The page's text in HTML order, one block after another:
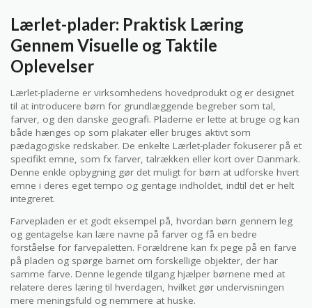
Lærlet-plader: Praktisk Læring
Gennem Visuelle og Taktile
Oplevelser
Lærlet-pladerne er virksomhedens hovedprodukt og er designet
til at introducere børn for grundlæggende begreber som tal,
farver, og den danske geografi. Pladerne er lette at bruge og kan
både hænges op som plakater eller bruges aktivt som
pædagogiske redskaber. De enkelte Lærlet-plader fokuserer på et
specifikt emne, som fx farver, talrækken eller kort over Danmark.
Denne enkle opbygning gør det muligt for børn at udforske hvert
emne i deres eget tempo og gentage indholdet, indtil det er helt
integreret.
Farvepladen er et godt eksempel på, hvordan børn gennem leg
og gentagelse kan lære navne på farver og få en bedre
forståelse for farvepaletten. Forældrene kan fx pege på en farve
på pladen og spørge barnet om forskellige objekter, der har
samme farve. Denne legende tilgang hjælper børnene med at
relatere deres læring til hverdagen, hvilket gør undervisningen
mere meningsfuld og nemmere at huske.